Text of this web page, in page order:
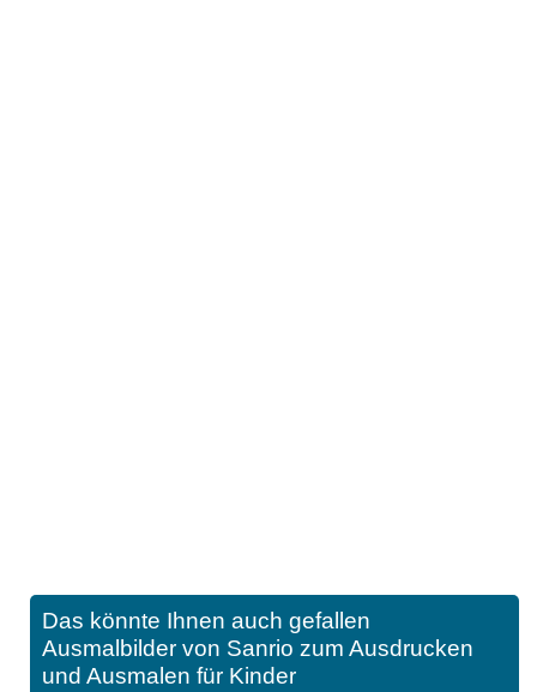
Das könnte Ihnen auch gefallen
Ausmalbilder von Sanrio zum Ausdrucken
und Ausmalen für Kinder